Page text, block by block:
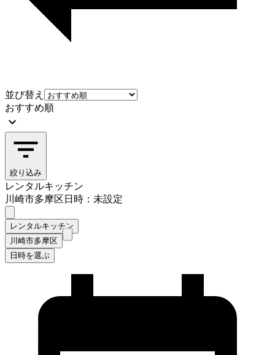
並び替え
おすすめ順
絞り込み
レンタルキッチン
川崎市多摩区日時：未設定
レンタルキッチン
川崎市多摩区
日時を選ぶ